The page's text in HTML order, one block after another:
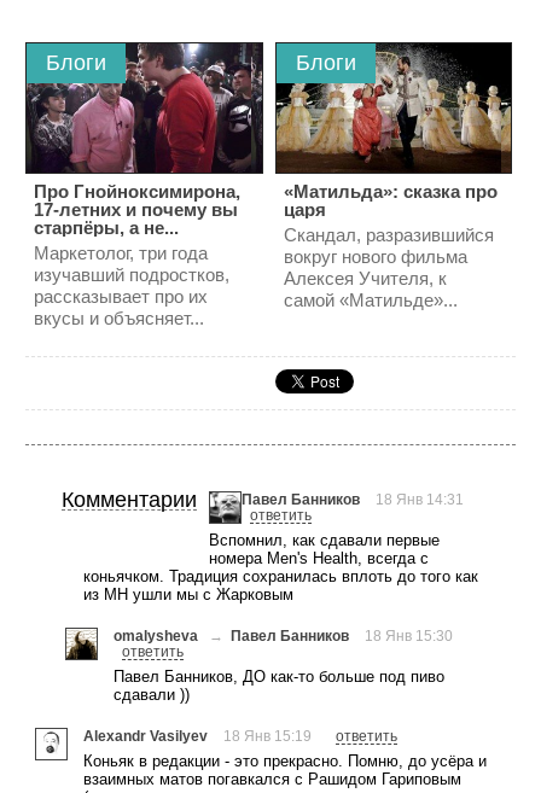
Блоги
Про Гнойноксимирона,
17-летних и почему вы
старпёры, а не...
Маркетолог, три года
изучавший подростков,
рассказывает про их
вкусы и объясняет...
Блоги
«Матильда»: сказка про
царя
Скандал, разразившийся
вокруг нового фильма
Алексея Учителя, к
самой «Матильде»...
Комментарии Павел Банников
18 Янв 14:31
ответить
Вспомнил, как сдавали первые
номера Men's Health, всегда с
коньячком. Традиция сохранилась вплоть до того как
из МН ушли мы с Жарковым
omalysheva → Павел Банников
18 Янв 15:30
ответить
Павел Банников, ДО как-то больше под пиво
сдавали ))
Alexandr Vasilyev 18 Янв 15:19 ответить
Коньяк в редакции - это прекрасно. Помню, до усёра и
взаимных матов погавкался с Рашидом Гариповым